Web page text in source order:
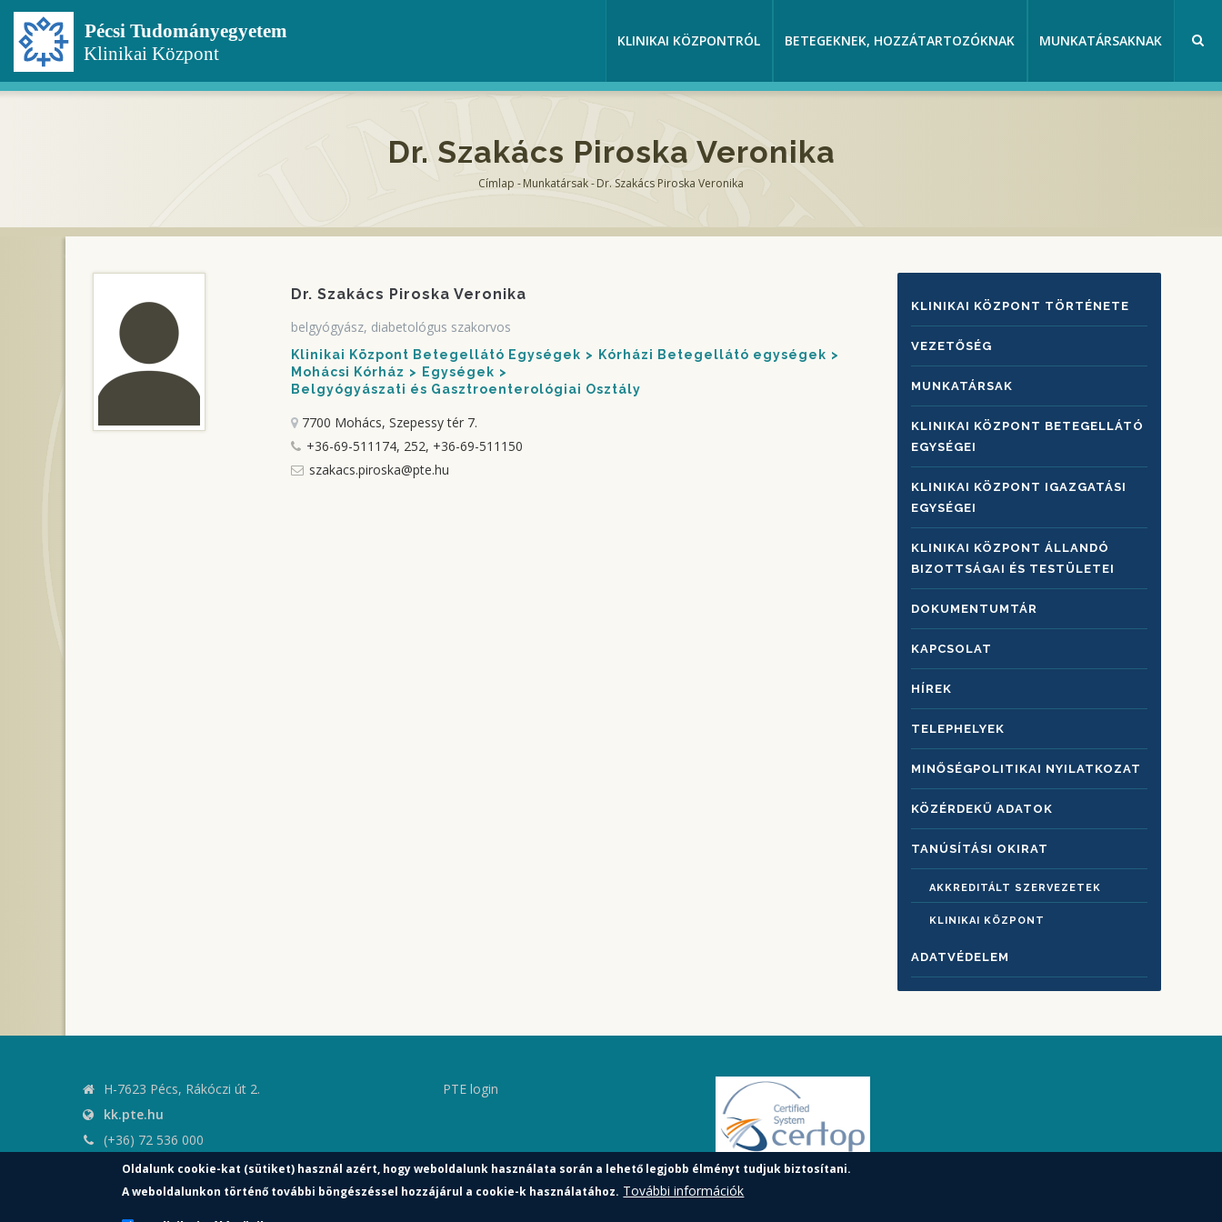
Ugrás
tartalomra
KLINIKAI KÖZPONTRÓL BETEGEKNEK, HOZZÁTARTOZÓKNAK MUNKATÁRSAKNAK
Dr. Szakács Piroska Veronika
Címlap -Munkatársak-Dr. Szakács Piroska Veronika
Dr. Szakács Piroska Veronika
belgyógyász, diabetológus szakorvos
Klinikai Központ Betegellátó Egységek
Kórházi Betegellátó egységek
Mohácsi Kórház
Egységek
Belgyógyászati és Gasztroenterológiai Osztály
7700 Mohács, Szepessy tér 7.
+36-69-511174, 252, +36-69-511150
szakacs.piroska@pte.hu
KLINIKAI
KÖZPONTRÓL
KLINIKAI KÖZPONT TÖRTÉNETE
VEZETŐSÉG
MUNKATÁRSAK
KLINIKAI KÖZPONT BETEGELLÁTÓ
EGYSÉGEI
KLINIKAI KÖZPONT IGAZGATÁSI
EGYSÉGEI
KLINIKAI KÖZPONT ÁLLANDÓ
BIZOTTSÁGAI ÉS TESTÜLETEI
DOKUMENTUMTÁR
KAPCSOLAT
HÍREK
TELEPHELYEK
MINŐSÉGPOLITIKAI NYILATKOZAT
KÖZÉRDEKŰ ADATOK
TANÚSÍTÁSI OKIRAT
AKKREDITÁLT SZERVEZETEK
KLINIKAI KÖZPONT
ADATVÉDELEM
H-7623 Pécs, Rákóczi út 2.
kk.pte.hu
(+36) 72 536 000
kk.elnoki.hivatal@pte.hu
pte.hu
PTE login
Oldalunk cookie-kat (sütiket) használ azért, hogy weboldalunk használata során a lehető legjobb élményt tudjuk biztosítani.
A weboldalunkon történő további böngészéssel hozzájárul a cookie-k használatához. További információk